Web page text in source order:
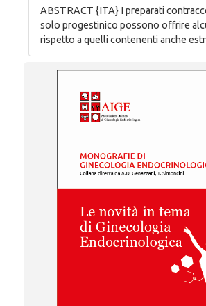
ABSTRACT {ITA} I preparati
solo progestinico possono offrire
rispetto a quelli contenenti anche